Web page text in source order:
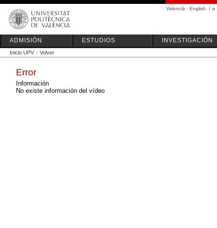
Valencià · English I a
ADMISIÓN ESTUDIOS INVESTIGACIÓN
Inicio UPV :: Volver
Error
Información
No existe información del vídeo